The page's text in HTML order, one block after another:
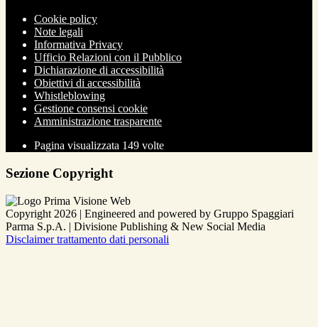
Cookie policy
Note legali
Informativa Privacy
Ufficio Relazioni con il Pubblico
Dichiarazione di accessibilità
Obiettivi di accessibilità
Whistleblowing
Gestione consensi cookie
Amministrazione trasparente
Pagina visualizzata 149 volte
Sezione Copyright
Copyright 2026 | Engineered and powered by Gruppo Spaggiari
Parma S.p.A. | Divisione Publishing & New Social Media
Disclaimer trattamento dati personali